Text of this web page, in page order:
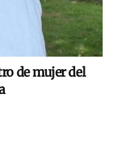
de mujer del